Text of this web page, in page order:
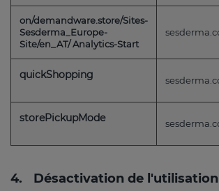
on/demandware.store/Sites-
Sesderma_Europe-
Site/en_AT/ Analytics-Start
quickShopping
storePickupMode
4. Désactivation de